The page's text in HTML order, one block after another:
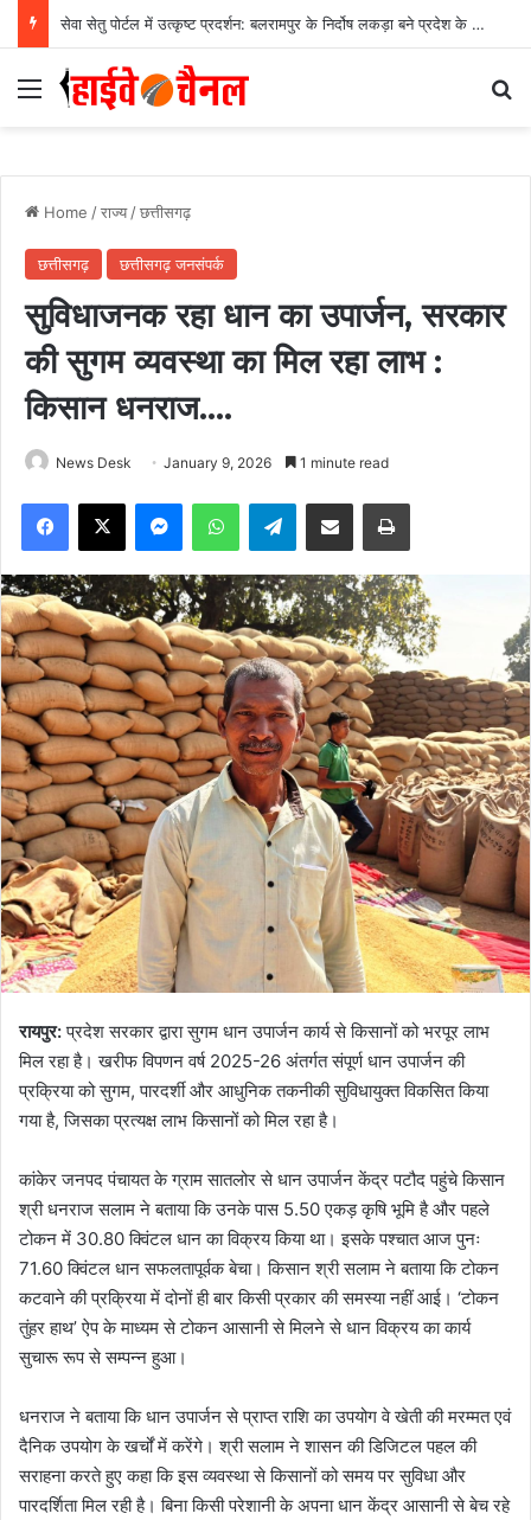
सेवा सेतु पोर्टल में उत्कृष्ट प्रदर्शन: बलरामपुर के निर्दोष लकड़ा बने प्रदेश के टॉप ट्रांजैक्शन वीएलई, वित्त मंत्री ओ.पी. चौधरी ने किया सम्मानित, 13,912 आवेदनों के सफल निराकरण से बनाया रिकॉर्ड…
Menu
Home /राज्य /छत्तीसगढ़
छत्तीसगढ़ छत्तीसगढ़ जनसंपर्क
सुविधाजनक रहा धान का उपार्जन, सरकार
की सुगम व्यवस्था का मिल रहा लाभ :
किसान धनराज….
News Desk January 9, 2026 1 minute read
Facebook
X MessengerWhatsAppTelegramShare via Email Print
रायपुर:प्रदेश सरकार द्वारा सुगम धान उपार्जन कार्य से किसानों को भरपूर लाभ
मिल रहा है। खरीफ विपणन वर्ष 2025-26 अंतर्गत संपूर्ण धान उपार्जन की
प्रक्रिया को सुगम, पारदर्शी और आधुनिक तकनीकी सुविधायुक्त विकसित किया
गया है, जिसका प्रत्यक्ष लाभ किसानों को मिल रहा है।
कांकेर जनपद पंचायत के ग्राम सातलोर से धान उपार्जन केंद्र पटौद पहुंचे किसान
श्री धनराज सलाम ने बताया कि उनके पास 5.50 एकड़ कृषि भूमि है और पहले
टोकन में 30.80 क्विंटल धान का विक्रय किया था। इसके पश्चात आज पुनः
71.60 क्विंटल धान सफलतापूर्वक बेचा। किसान श्री सलाम ने बताया कि टोकन
कटवाने की प्रक्रिया में दोनों ही बार किसी प्रकार की समस्या नहीं आई। ‘टोकन
तुंहर हाथ’ ऐप के माध्यम से टोकन आसानी से मिलने से धान विक्रय का कार्य
सुचारू रूप से सम्पन्न हुआ।
धनराज ने बताया कि धान उपार्जन से प्राप्त राशि का उपयोग वे खेती की मरम्मत एवं
दैनिक उपयोग के खर्चों में करेंगे। श्री सलाम ने शासन की डिजिटल पहल की
सराहना करते हुए कहा कि इस व्यवस्था से किसानों को समय पर सुविधा और
पारदर्शिता मिल रही है। बिना किसी परेशानी के अपना धान केंद्र आसानी से बेच रहे